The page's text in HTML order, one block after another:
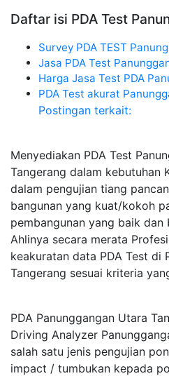
Daftar isi PDA Test
Survey PDA TEST
Jasa PDA Test
Harga Jasa Test PDA
PDA Test akurat
Postingan terkait:
Menyediakan PDA Test
Tangerang dalam kebutuhan
dalam pengujian tiang
bangunan yang kuat/kokoh
pembangunan yang baik dan
Ahlinya secara merata
keakuratan data PDA Test di
Tangerang sesuai kriteria
PDA Panunggangan Utara
Driving Analyzer
salah satu jenis pengujian
impact / tumbukan kepada